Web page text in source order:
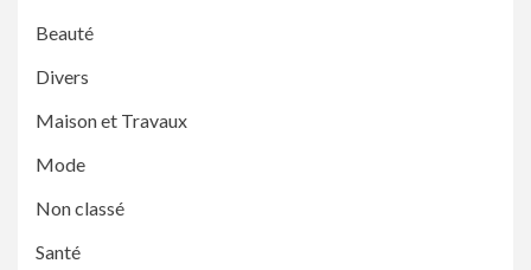
Beauté
Divers
Maison et Travaux
Mode
Non classé
Santé